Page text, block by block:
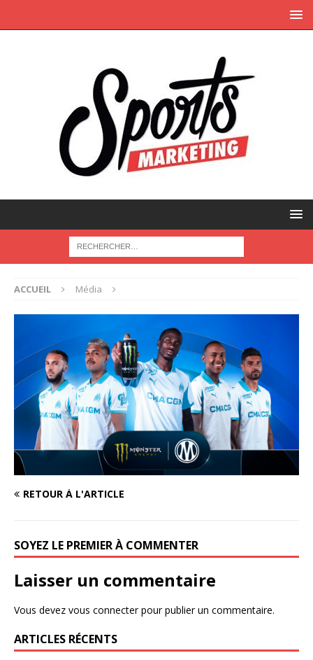
ACCUEIL Média
RETOUR À L'ARTICLE
SOYEZ LE PREMIER À COMMENTER
Laisser un commentaire
Vous devez vous connecterpour publier un commentaire.
ARTICLES RÉCENTS